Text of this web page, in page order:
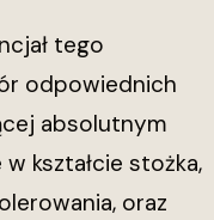
tego
odpowiednich
absolutnym
kształcie stożka,
oraz